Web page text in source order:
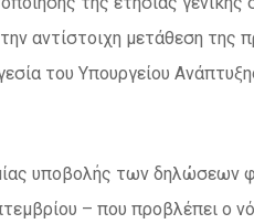
αντίστοιχη μετάθεση της
του Υπουργείου
υποβολής των δηλώσεων
– που προβλέπει ο